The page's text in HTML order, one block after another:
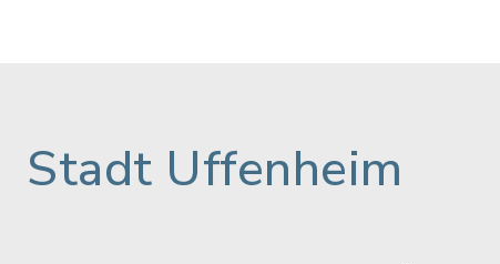
Stadt Uffenheim